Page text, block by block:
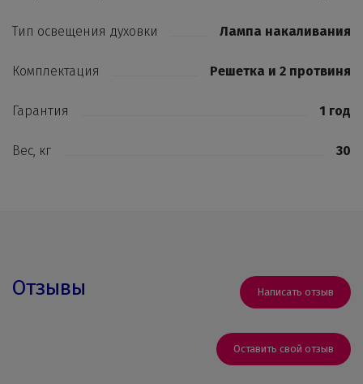
Тип освещения духовки Лампа накаливания
Комплектация Решетка и 2 протвиня
Гарантия 1 год
Вес, кг 30
Отзывы Написать отзыв
Оставить свой отзыв